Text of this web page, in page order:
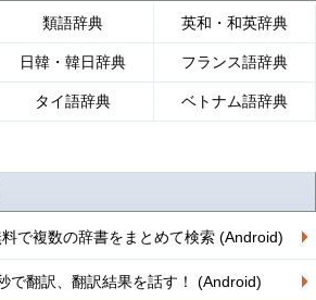
類語辞典 英和・和英辞典
日韓・韓日辞典 フランス語辞典
タイ語辞典 ベトナム語辞典
で複数の辞書をまとめて検索 (Android)
で翻訳、翻訳結果を話す！ (Android)